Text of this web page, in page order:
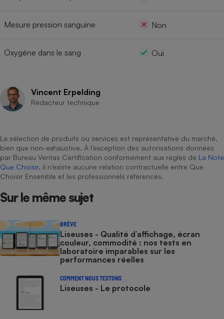
Mesure pression sanguine Non
Oxygène dans le sang Oui
Vincent Erpelding
Rédacteur technique
La sélection de produits ou services est représentative du marché,
bien que non-exhaustive. À l’exception des autorisations données
par Bureau Veritas Certification conformément aux règles de La Note
Que Choisir, il n’existe aucune relation contractuelle entre Que
Choisir Ensemble et les professionnels référencés.
Sur le même sujet
BRÈVE
Liseuses - Qualité d’affichage, écran
couleur, commodité : nos tests en
laboratoire imparables sur les
performances réelles
COMMENT NOUS TESTONS
Liseuses - Le protocole